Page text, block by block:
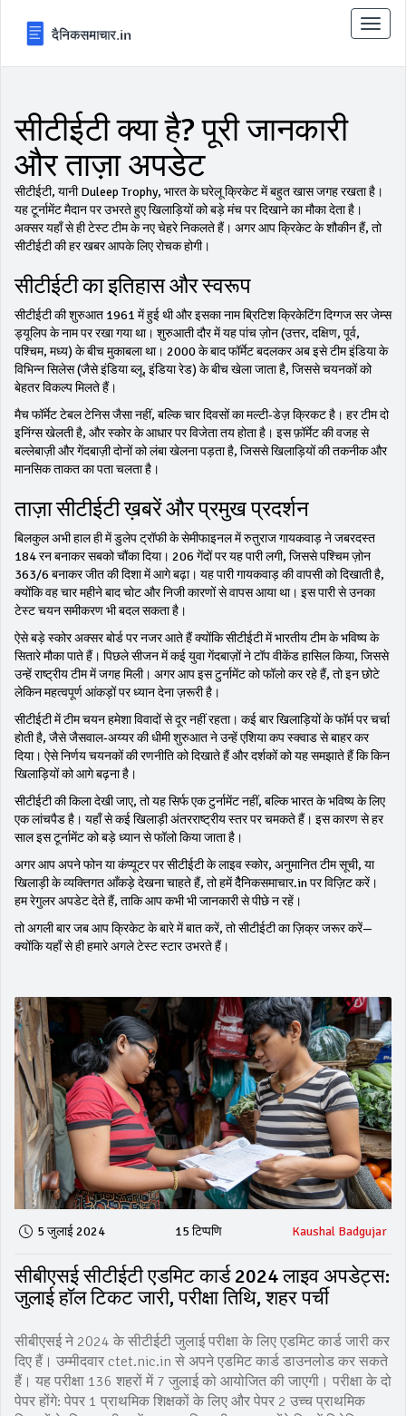
टॉगल
से
सीटीईटी क्या है? पूरी जानकारी
और ताज़ा अपडेट
सीटीईटी, यानी Duleep Trophy, भारत के घरेलू क्रिकेट में बहुत खास जगह रखता है।
यह टूर्नामेंट मैदान पर उभरते हुए खिलाड़ियों को बड़े मंच पर दिखाने का मौका देता है।
अक्सर यहाँ से ही टेस्ट टीम के नए चेहरे निकलते हैं। अगर आप क्रिकेट के शौकीन हैं, तो
सीटीईटी की हर खबर आपके लिए रोचक होगी।
सीटीईटी का इतिहास और स्वरूप
सीटीईटी की शुरुआत 1961 में हुई थी और इसका नाम ब्रिटिश क्रिकेटिंग दिग्गज सर जेम्स
ड्यूलिप के नाम पर रखा गया था। शुरुआती दौर में यह पांच ज़ोन (उत्तर, दक्षिण, पूर्व,
पश्चिम, मध्य) के बीच मुकाबला था। 2000 के बाद फॉर्मेट बदलकर अब इसे टीम इंडिया के
विभिन्न सिलेस (जैसे इंडिया ब्लू, इंडिया रेड) के बीच खेला जाता है, जिससे चयनकों को
बेहतर विकल्प मिलते हैं।
मैच फॉर्मेट टेबल टेनिस जैसा नहीं, बल्कि चार दिवसों का मल्टी‑डेज़ क्रिकट है। हर टीम दो
इनिंग्स खेलती है, और स्कोर के आधार पर विजेता तय होता है। इस फ़ॉर्मेट की वजह से
बल्लेबाज़ी और गेंदबाज़ी दोनों को लंबा खेलना पड़ता है, जिससे खिलाड़ियों की तकनीक और
मानसिक ताकत का पता चलता है।
ताज़ा सीटीईटी ख़बरें और प्रमुख प्रदर्शन
बिलकुल अभी हाल ही में डुलेप ट्रॉफी के सेमीफाइनल में रुतुराज गायकवाड़ ने जबरदस्त
184 रन बनाकर सबको चौंका दिया। 206 गेंदों पर यह पारी लगी, जिससे पश्चिम ज़ोन
363/6 बनाकर जीत की दिशा में आगे बढ़ा। यह पारी गायकवाड़ की वापसी को दिखाती है,
क्योंकि वह चार महीने बाद चोट और निजी कारणों से वापस आया था। इस पारी से उनका
टेस्ट चयन समीकरण भी बदल सकता है।
ऐसे बड़े स्कोर अक्सर बोर्ड पर नजर आते हैं क्योंकि सीटीईटी में भारतीय टीम के भविष्य के
सितारे मौका पाते हैं। पिछले सीजन में कई युवा गेंदबाज़ों ने टॉप वीकेंड हासिल किया, जिससे
उन्हें राष्ट्रीय टीम में जगह मिली। अगर आप इस टुर्नामेंट को फॉलो कर रहे हैं, तो इन छोटे
लेकिन महत्वपूर्ण आंकड़ों पर ध्यान देना ज़रूरी है।
सीटीईटी में टीम चयन हमेशा विवादों से दूर नहीं रहता। कई बार खिलाड़ियों के फॉर्म पर चर्चा
होती है, जैसे जैसवाल‑अय्यर की धीमी शुरुआत ने उन्हें एशिया कप स्क्वाड से बाहर कर
दिया। ऐसे निर्णय चयनकों की रणनीति को दिखाते हैं और दर्शकों को यह समझाते हैं कि किन
खिलाड़ियों को आगे बढ़ना है।
सीटीईटी की किला देखी जाए, तो यह सिर्फ एक टुर्नामेंट नहीं, बल्कि भारत के भविष्य के लिए
एक लांचपैड है। यहाँ से कई खिलाड़ी अंतरराष्ट्रीय स्तर पर चमकते हैं। इस कारण से हर
साल इस टूर्नामेंट को बड़े ध्यान से फॉलो किया जाता है।
अगर आप अपने फोन या कंप्यूटर पर सीटीईटी के लाइव स्कोर, अनुमानित टीम सूची, या
खिलाड़ी के व्यक्तिगत आँकड़े देखना चाहते हैं, तो हमें दैैनिकसमाचार.in पर विज़िट करें।
हम रेगुलर अपडेट देते हैं, ताकि आप कभी भी जानकारी से पीछे न रहें।
तो अगली बार जब आप क्रिकेट के बारे में बात करें, तो सीटीईटी का ज़िक्र जरूर करें—
क्योंकि यहाँ से ही हमारे अगले टेस्ट स्टार उभरते हैं।
5 जुलाई 2024 15 टिप्पणि Kaushal Badgujar
सीबीएसई सीटीईटी एडमिट कार्ड 2024 लाइव अपडेट्स:
जुलाई हॉल टिकट जारी, परीक्षा तिथि, शहर पर्ची
सीबीएसई ने 2024 के सीटीईटी जुलाई परीक्षा के लिए एडमिट कार्ड जारी कर
दिए हैं। उम्मीदवार ctet.nic.in से अपने एडमिट कार्ड डाउनलोड कर सकते
हैं। यह परीक्षा 136 शहरों में 7 जुलाई को आयोजित की जाएगी। परीक्षा के दो
पेपर होंगे: पेपर 1 प्राथमिक शिक्षकों के लिए और पेपर 2 उच्च प्राथमिक